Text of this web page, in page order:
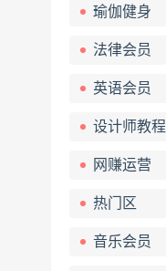
瑜伽健身
法律会员
英语会员
设计师教程
网赚运营
热门区
音乐会员